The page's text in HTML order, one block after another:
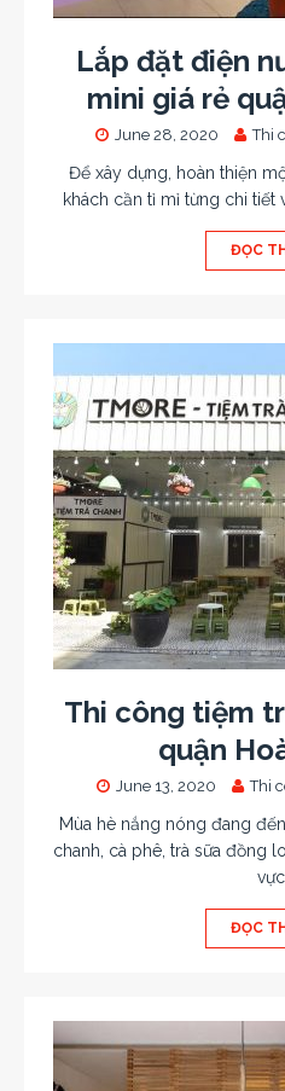
Lắp đặt điện
mini giá rẻ
June 28, 2020 Thi
Để xây dựng, hoàn thiện
khách cần tỉ mỉ từng chi tiết
ĐỌC
Thi công tiệm
quận
June 13, 2020 Thi
Mùa hè nắng nóng đang
chanh, cà phê, trà sữa đồng
vực
ĐỌC